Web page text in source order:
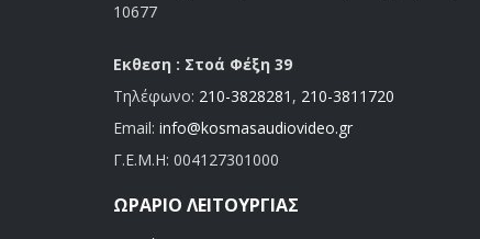
10677
Εκθεση : Στοά Φέξη 39
Τηλέφωνο: 210-3828281 , 210-3811720
Email: info@kosmasaudiovideo.gr
Γ.Ε.Μ.Η: 004127301000
ΩΡΆΡΙΟ ΛΕΙΤΟΥΡΓΊΑΣ